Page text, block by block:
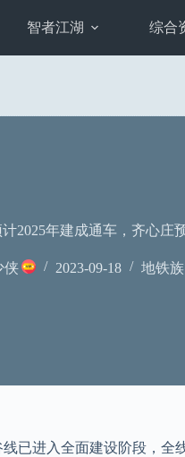
智者江湖 综合
2025年建成通车，齐心庄
侠 2023-09-18 地铁族
线已进入全面建设阶段，全